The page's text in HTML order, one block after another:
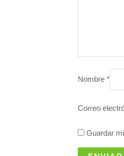
Nombre*
Correo
Guardar